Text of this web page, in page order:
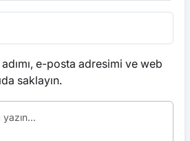
e-posta adresimi ve web
saklayın.